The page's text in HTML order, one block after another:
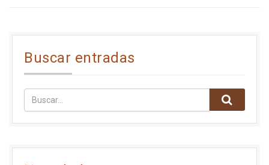
Buscar entradas